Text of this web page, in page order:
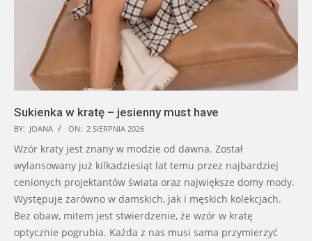
Sukienka w kratę – jesienny must have
BY: JOANA ON: 2 SIERPNIA 2026
Wzór kraty jest znany w modzie od dawna. Został
wylansowany już kilkadziesiąt lat temu przez najbardziej
cenionych projektantów świata oraz największe domy mody.
Występuje zarówno w damskich, jak i męskich kolekcjach.
Bez obaw, mitem jest stwierdzenie, że wzór w kratę
optycznie pogrubia. Każda z nas musi sama przymierzyć